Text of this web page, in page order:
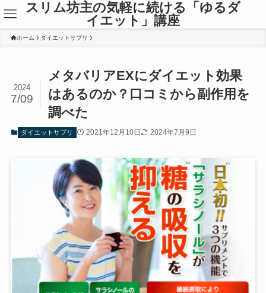
スリム坊主の気軽に続ける「ゆるダ
イエット」講座
ホーム ダイエットサプリ
メタバリアEXにダイエット効果
はあるのか？口コミから副作用を
調べた
2024
7/09
ダイエットサプリ 2021年12月10日 2024年7月9日